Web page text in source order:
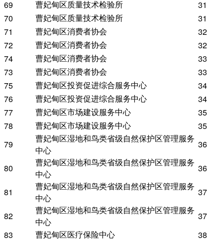
69 曹妃甸区质量技术检验所
31
70
曹妃甸区质量技术检验所
31
71
曹妃甸区消费者协会
32
72
曹妃甸区消费者协会
32
74
曹妃甸区消费者协会
33
73
曹妃甸区消费者协会
33
75
曹妃甸区投资促进综合服务中心
34
76
曹妃甸区投资促进综合服务中心
34
77
曹妃甸区市场建设服务中心
35
78
曹妃甸区市场建设服务中心
35
79
曹妃甸区湿地和鸟类省级自然保护区管理服务
中心
36
80
曹妃甸区湿地和鸟类省级自然保护区管理服务
中心
36
81
曹妃甸区湿地和鸟类省级自然保护区管理服务
中心
37
82
曹妃甸区湿地和鸟类省级自然保护区管理服务
中心
37
83
曹妃甸区医疗保险中心
38